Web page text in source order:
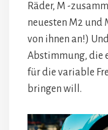
Räder, M -
neuesten M2 und
von ihnen an!)
Abstimmung, die
für die variable
bringen will.